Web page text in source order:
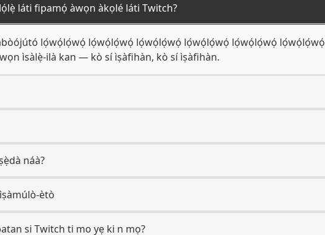
láti fipamọ́ àwọn àkọlé láti Twitch?
lọ́wọ́lọ́wọ́ lọ́wọ́lọ́wọ́ lọ́wọ́lọ́wọ́ lọ́wọ́lọ́wọ́ lọ́wọ́lọ́wọ́ lọ́wọ́lọ́wọ́
ìsàlẹ̀-ilà kan — kò sí ìṣàfihàn, kò sí ìṣàfihàn.
náà?
ètò
si Twitch ti mo yẹ ki n mọ?